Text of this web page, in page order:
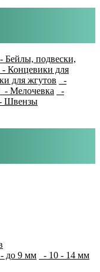
- Бейлы, подвески,
- Концевики для
для жгутов
-
- Мелочевка
-
Швензы
- до 9 мм
- 10 - 14 мм